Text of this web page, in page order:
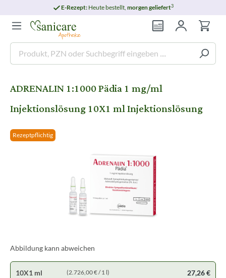
E-Rezept:Heute bestellt, morgen geliefert3
ADRENALIN 1:1000 Pädia 1 mg/ml
Injektionslösung 10X1 ml Injektionslösung
Rezeptpflichtig
Abbildung kann abweichen
10X1 ml (2.726,00 € / 1 l) 27,26 €